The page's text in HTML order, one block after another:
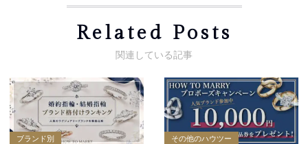
Related Posts
ブランド別 その他のハウツー